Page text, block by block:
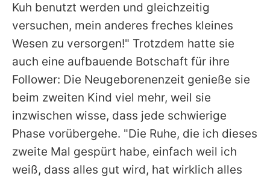
Kuh benutzt werden und gleichzeitig
versuchen, mein anderes freches kleines
Wesen zu versorgen!" Trotzdem hatte sie
auch eine aufbauende Botschaft für ihre
Follower: Die Neugeborenenzeit genieße sie
beim zweiten Kind viel mehr, weil sie
inzwischen wisse, dass jede schwierige
Phase vorübergehe. "Die Ruhe, die ich dieses
zweite Mal gespürt habe, einfach weil ich
weiß, dass alles gut wird, hat wirklich alles